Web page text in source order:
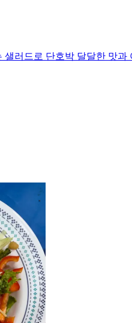
샐러드로 단호박 달달한 맛